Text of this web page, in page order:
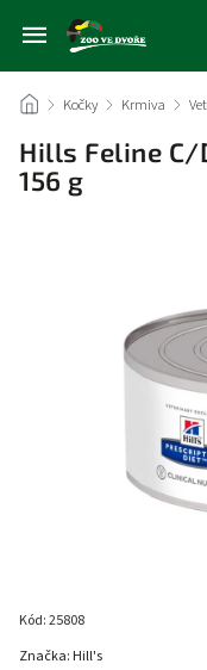
/ Kočky / Krmiva /
Hills Feline
156 g
Kód:25808
Značka: Hill's